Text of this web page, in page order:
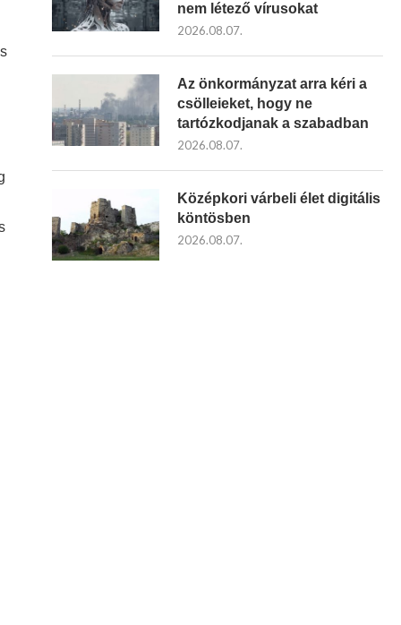
nem létező vírusokat
2026.08.07.
Az önkormányzat arra kéri a
csölleieket, hogy ne
tartózkodjanak a szabadban
2026.08.07.
Középkori várbeli élet digitális
köntösben
2026.08.07.